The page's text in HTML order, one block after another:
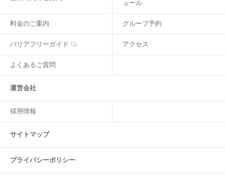
ュール
料金のご案内 グループ予約
バリアフリーガイド アクセス
よくあるご質問
運営会社
採用情報
サイトマップ
プライバシーポリシー